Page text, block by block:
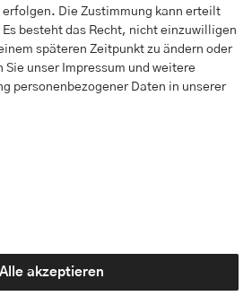
Die Zustimmung kann erteilt
besteht das Recht, nicht einzuwilligen
späteren Zeitpunkt zu ändern oder
Sie unser Impressum und weitere
personenbezogener Daten in unserer
Alle akzeptieren
direkt an unser Service-Team.